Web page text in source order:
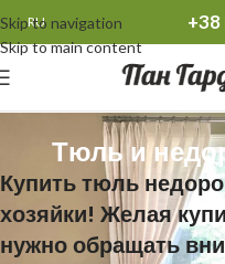
Skip to navigation
Skip to main content
RU +38
Тюль и
Купить тюль
хозяйки! Желая
нужно обращать